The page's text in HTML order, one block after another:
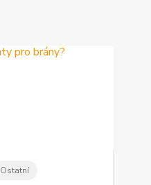
Ostatní